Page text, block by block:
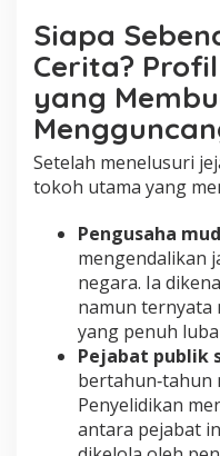
Siapa
Cerita?
yang
Setelah menelusuri
tokoh utama yang
Pengusaha
mengendalikan
negara. Ia
namun ternyata
yang penuh
Pejabat publik
bertahun‑tahun
Penyelidikan
antara pejabat